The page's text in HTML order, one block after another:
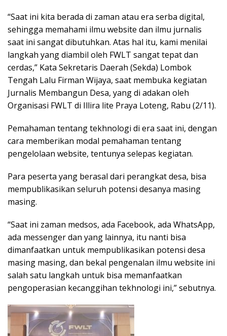
“Saat ini kita berada di zaman atau era serba digital,
sehingga memahami ilmu website dan ilmu jurnalis
saat ini sangat dibutuhkan. Atas hal itu, kami menilai
langkah yang diambil oleh FWLT sangat tepat dan
cerdas,” Kata Sekretaris Daerah (Sekda) Lombok
Tengah Lalu Firman Wijaya, saat membuka kegiatan
Jurnalis Membangun Desa, yang di adakan oleh
Organisasi FWLT di Illira lite Praya Loteng, Rabu (2/11).
Pemahaman tentang tekhnologi di era saat ini, dengan
cara memberikan modal pemahaman tentang
pengelolaan website, tentunya selepas kegiatan.
Para peserta yang berasal dari perangkat desa, bisa
mempublikasikan seluruh potensi desanya masing
masing.
“Saat ini zaman medsos, ada Facebook, ada WhatsApp,
ada messenger dan yang lainnya, itu nanti bisa
dimanfaatkan untuk mempublikasikan potensi desa
masing masing, dan bekal pengenalan ilmu website ini
salah satu langkah untuk bisa memanfaatkan
pengoperasian kecanggihan tekhnologi ini,” sebutnya.